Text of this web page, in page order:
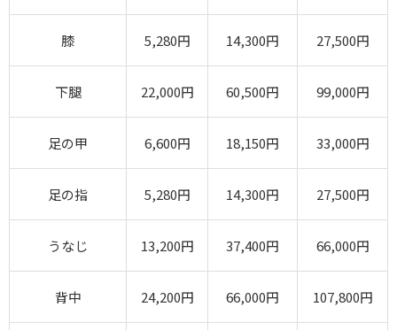
膝 5,280円 14,300円 27,500円
下腿 22,000円 60,500円 99,000円
足の甲 6,600円 18,150円 33,000円
足の指 5,280円 14,300円 27,500円
うなじ 13,200円 37,400円 66,000円
背中 24,200円 66,000円 107,800円